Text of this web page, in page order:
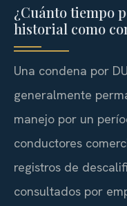
¿Cuánto tiempo
historial como
Una condena por
generalmente
manejo por un
conductores
registros de
consultados por